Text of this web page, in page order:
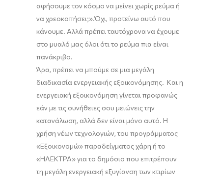
αφήσουμε τον κόσμο να μείνει χωρίς ρεύμα ή
να χρεοκοπήσει;».Όχι, προτείνω αυτό που
κάνουμε. Αλλά πρέπει ταυτόχρονα να έχουμε
στο μυαλό μας όλοι ότι το ρεύμα πια είναι
πανάκριβο.
Άρα, πρέπει να μπούμε σε μια μεγάλη
διαδικασία ενεργειακής εξοικονόμησης. Και η
ενεργειακή εξοικονόμηση γίνεται προφανώς
εάν με τις συνήθειες σου μειώνεις την
κατανάλωση, αλλά δεν είναι μόνο αυτό. Η
χρήση νέων τεχνολογιών, του προγράμματος
«Εξοικονομώ»παραδείγματος χάρη ή το
«ΗΛΕΚΤΡΑ»για το δημόσιο που επιτρέπουν
τη μεγάλη ενεργειακή εξυγίανση των κτιρίων